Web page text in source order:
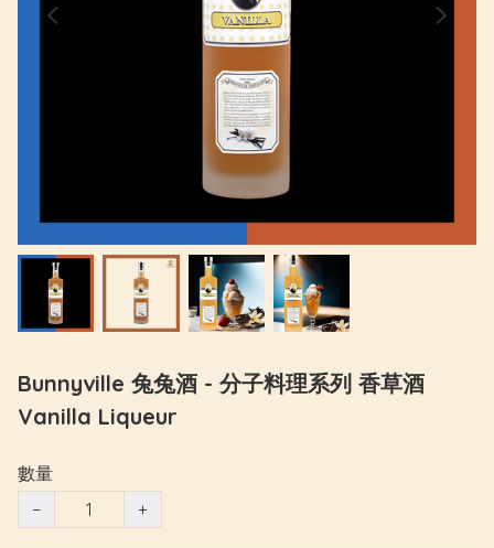
Bunnyville 兔兔酒 - 分子料理系列 香草酒
Vanilla Liqueur
數量
−
+